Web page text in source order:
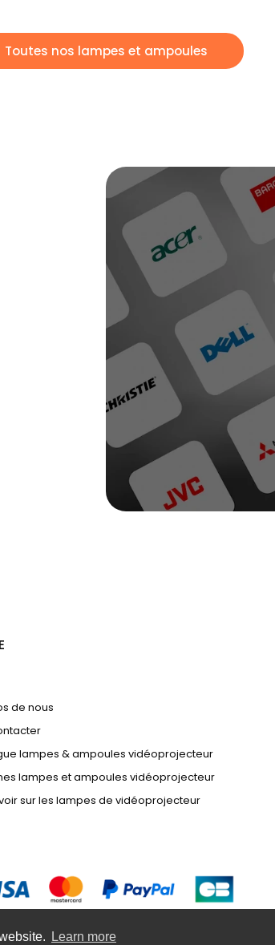
Learn more
Toutes nos lampes et ampoules
de nous
lampes & ampoules vidéoprojecteur
lampes et ampoules vidéoprojecteur
sur les lampes de vidéoprojecteur